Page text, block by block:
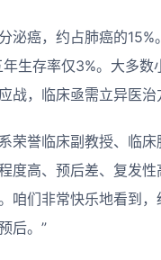
泌癌，约占肺癌的
生存率仅3%。大多
战，临床亟需立异医治
荣誉临床副教授、临
度高、预后差、复发
咱们非常快乐地看到
后。”